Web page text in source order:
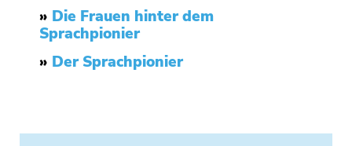
» Die Frauen hinter dem
Sprachpionier
» Der Sprachpionier